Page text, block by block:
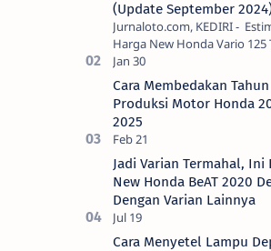
(Update September
Jurnaloto.com, KEDIRI -
Harga New Honda Vario 125
OTR Kediri Raya (Update
2024) Brosis sekalian, PT
Motor (AH…
Cara Membedakan Tahun
Produksi Motor Honda
2025
Jadi Varian Termahal, Ini
New Honda BeAT 2020
Dengan Varian Lainnya
Cara Menyetel Lampu